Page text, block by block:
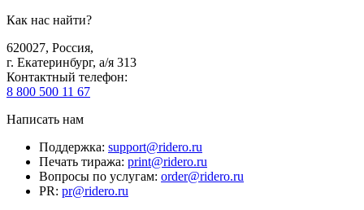
Как нас найти?
620027, Россия,
г. Екатеринбург, а/я 313
Контактный телефон:
8 800 500 11 67
Написать нам
Поддержка: support@ridero.ru
Печать тиража: print@ridero.ru
Вопросы по услугам: order@ridero.ru
PR: pr@ridero.ru